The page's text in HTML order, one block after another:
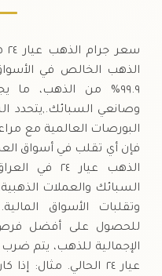
.٠٠
٩٩.٩% من الذهب، ما
وصانعي السبائك.,يتحدد
البورصات العالمية مع
فإن أي تقلب في أسواق
السبائك والعملات
وتقلبات الأسواق
للحصول على أفضل فرص
الإجمالية للذهب، يتم